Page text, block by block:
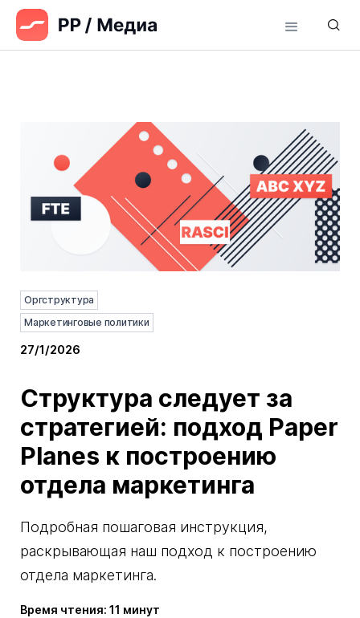
Оргструктура
Маркетинговые политики
27/1/2026
Структура следует за
стратегией: подход Paper
Planes к построению
отдела маркетинга
Подробная пошаговая инструкция,
раскрывающая наш подход к построению
отдела маркетинга.
Время чтения: 11 минут